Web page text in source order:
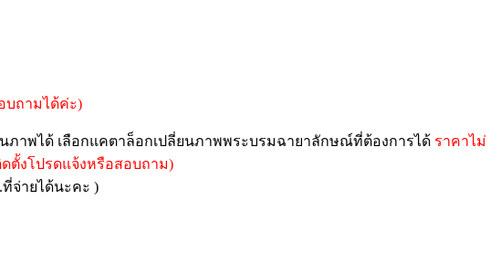
บถามได้ค่ะ)
ภาพได้ เลือกแคตาล็อกเปลี่ยนภาพพระบรมฉายาลักษณ์ที่ต้องการได้ ราคาไม่
ตั้งโปรดแจ้งหรือสอบถาม)
จ่ายได้นะคะ )